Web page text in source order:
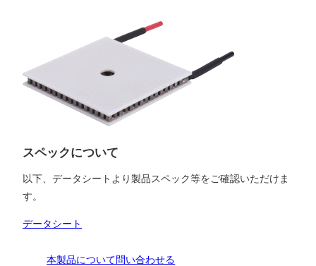
スペックについて
以下、データシートより製品スペック等をご確認いただけま
す。
データシート
本製品について問い合わせる